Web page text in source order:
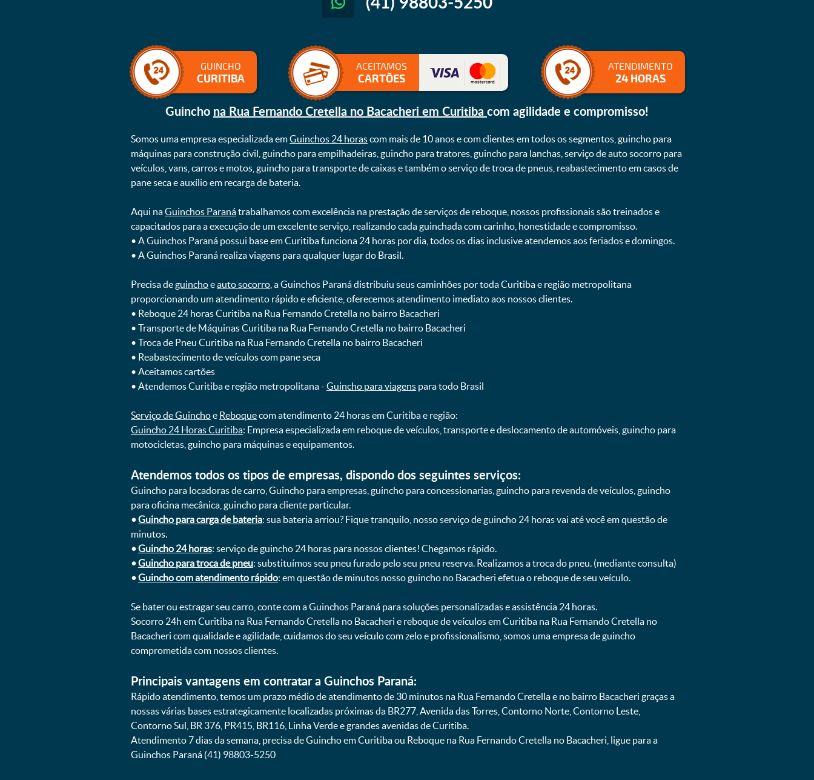
GUINCHO
CURITIBA
ACEITAMOS
CARTÕES
ATENDIMENTO
24 HORAS
Guincho na Rua Fernando Cretella no Bacacheri em Curitiba com agilidade e compromisso!
Somos uma empresa especializada emGuinchos 24 horascom mais de 10 anos e com clientes em todos os segmentos, guincho para
máquinas para construção civil, guincho para empilhadeiras, guincho para tratores, guincho para lanchas, serviço de auto socorro para
veículos, vans, carros e motos, guincho para transporte de caixas e também o serviço de troca de pneus, reabastecimento em casos de
pane seca e auxílio em recarga de bateria. ㅤㅤ
Aqui naGuinchos Paranátrabalhamos com excelência na prestação de serviços de reboque, nossos profissionais são treinados e
capacitados para a execução de um excelente serviço, realizando cada guinchada com carinho, honestidade e compromisso.
ㅤㅤ• A Guinchos Paraná possui base em Curitiba funciona 24 horas por dia, todos os dias inclusive atendemos aos feriados e domingos.
ㅤㅤ• A Guinchos Paraná realiza viagens para qualquer lugar do Brasil.
Precisa deguinchoeauto socorro , a Guinchos Paraná distribuiu seus caminhões por toda Curitiba e região metropolitana
proporcionando um atendimento rápido e eficiente, oferecemos atendimento imediato aos nossos clientes.
ㅤㅤ• Reboque 24 horas Curitiba na Rua Fernando Cretella no bairro Bacacheri
ㅤㅤ• Transporte de Máquinas Curitiba na Rua Fernando Cretella no bairro Bacacheri
ㅤㅤ• Troca de Pneu Curitiba na Rua Fernando Cretella no bairro Bacacheri
ㅤㅤ• Reabastecimento de veículos com pane seca
ㅤㅤ• Aceitamos cartões
ㅤㅤ• Atendemos Curitiba e região metropolitana -Guincho para viagens para todo Brasil
Serviço de Guinchoe Reboquecom atendimento 24 horas em Curitiba e região:
Guincho 24 Horas Curitiba: Empresa especializada em reboque de veículos, transporte e deslocamento de automóveis, guincho para
motocicletas, guincho para máquinas e equipamentos.
Atendemos todos os tipos de empresas, dispondo dos seguintes serviços:
Guincho para locadoras de carro, Guincho para empresas, guincho para concessionarias, guincho para revenda de veículos, guincho
para oficina mecânica, guincho para cliente particular.
•Guincho para carga de bateria: sua bateria arriou? Fique tranquilo, nosso serviço de guincho 24 horas vai até você em questão de
minutos.
•Guincho 24 horas: serviço de guincho 24 horas para nossos clientes! Chegamos rápido.
•Guincho para troca de pneu: substituímos seu pneu furado pelo seu pneu reserva. Realizamos a troca do pneu. (mediante consulta)
•Guincho com atendimento rápido: em questão de minutos nosso guincho no Bacacheri efetua o reboque de seu veículo.
Se bater ou estragar seu carro, conte com a Guinchos Paraná para soluções personalizadas e assistência 24 horas.
Socorro 24h em Curitiba na Rua Fernando Cretella no Bacacheri e reboque de veículos em Curitiba na Rua Fernando Cretella no
Bacacheri com qualidade e agilidade, cuidamos do seu veículo com zelo e profissionalismo, somos uma empresa de guincho
comprometida com nossos clientes.
Principais vantagens em contratar a Guinchos Paraná:
Rápido atendimento, temos um prazo médio de atendimento de 30 minutos na Rua Fernando Cretella e no bairro Bacacheri graças a
nossas várias bases estrategicamente localizadas próximas da BR277, Avenida das Torres, Contorno Norte, Contorno Leste,
Contorno Sul, BR 376, PR415, BR116, Linha Verde e grandes avenidas de Curitiba.
Atendimento 7 dias da semana, precisa de Guincho em Curitiba ou Reboque na Rua Fernando Cretella no Bacacheri, ligue para a
Guinchos Paraná (41) 98803-5250